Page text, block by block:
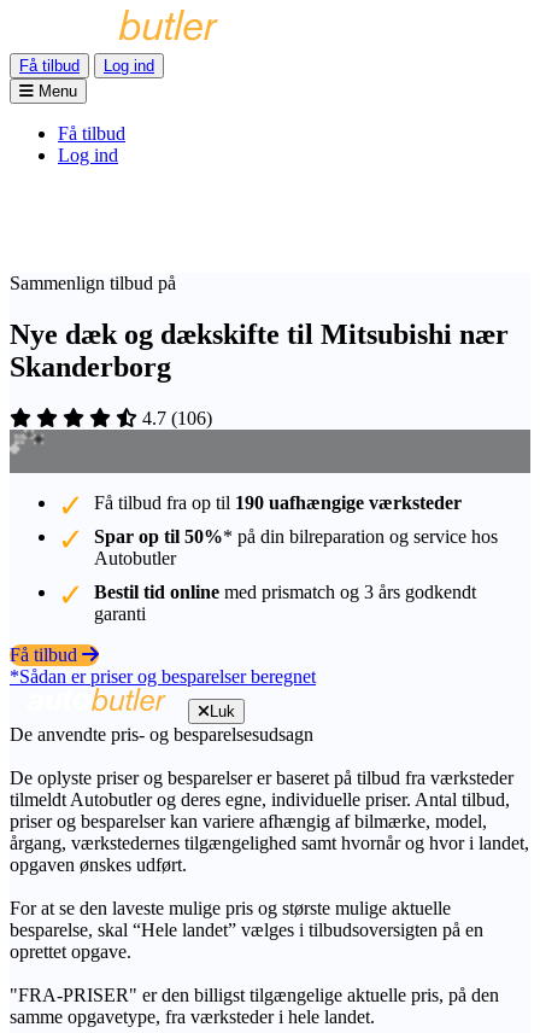
Få tilbud
Log ind
Menu
Få tilbud
Log ind
Sammenlign tilbud på
Nye dæk og dækskifte til Mitsubishi nær
Skanderborg
4.7 (106)
Få tilbud fra op til 190 uafhængige værksteder
Spar op til 50%* på din bilreparation og service hos
Autobutler
Bestil tid online med prismatch og 3 års godkendt
garanti
Få tilbud
*Sådan er priser og besparelser beregnet
Luk
De anvendte pris- og besparelsesudsagn
De oplyste priser og besparelser er baseret på tilbud fra værksteder
tilmeldt Autobutler og deres egne, individuelle priser. Antal tilbud,
priser og besparelser kan variere afhængig af bilmærke, model,
årgang, værkstedernes tilgængelighed samt hvornår og hvor i landet,
opgaven ønskes udført.
For at se den laveste mulige pris og største mulige aktuelle
besparelse, skal “Hele landet” vælges i tilbudsoversigten på en
oprettet opgave.
"FRA-PRISER" er den billigst tilgængelige aktuelle pris, på den
samme opgavetype, fra værksteder i hele landet.